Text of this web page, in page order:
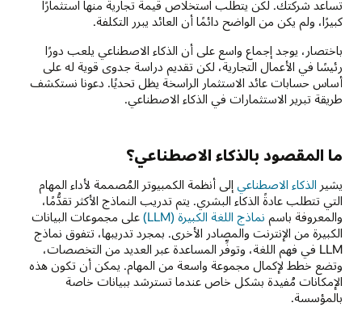
تساعد شركتك. لكن يتطلب استخلاص قيمة تجارية منها استثمارًا
كبيرًا، ولم يكن من الواضح دائمًا أن العائد يبرر التكلفة.
باختصار، يوجد إجماع واسع على أن الذكاء الاصطناعي يلعب دورًا
رئيسًا في الأعمال التجارية، لكن تقديم دراسة جدوى قوية له على
أساس حسابات عائد الاستثمار الراسخة يظل تحديًا. دعونا نستكشف
طريقة تبرير الاستثمارات في الذكاء الاصطناعي.
ما المقصود بالذكاء الاصطناعي؟
يشير الذكاء الاصطناعي إلى أنظمة الكمبيوتر المُصممة لأداء المهام
التي تتطلب عادةً الذكاء البشري. يتم تدريب النماذج الأكثر تقدُّمًا،
والمعروفة باسم نماذج اللغة الكبيرة (LLM)
على مجموعات البيانات
الكبيرة من الإنترنت والمصادر الأخرى. بمجرد تدريبها، تتفوق نماذج
LLM في فهم اللغة، وتوفِّر المساعدة عبر العديد من التخصصات،
وتضع خطط لإكمال مجموعة واسعة من المهام. يمكن أن تكون هذه
الإمكانات مُفيدة بشكل خاص عندما تسترشد ببيانات خاصة
بالمؤسسة.